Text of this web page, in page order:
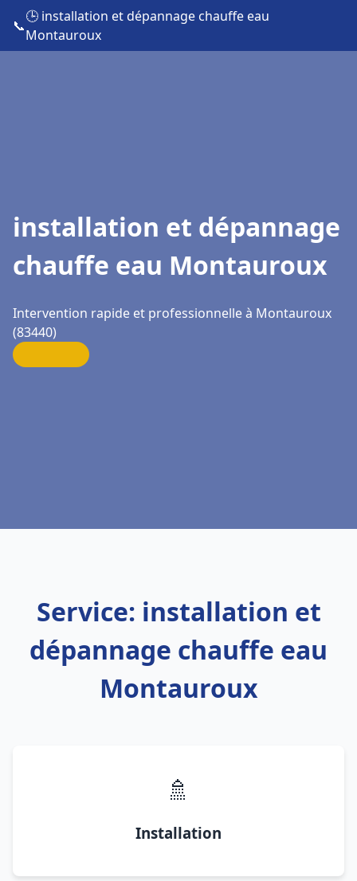
📞
🕒 installation et dépannage chauffe eau
Montauroux
installation et dépannage
chauffe eau Montauroux
Intervention rapide et professionnelle à Montauroux
(83440)
Service: installation et
dépannage chauffe eau
Montauroux
🚿
Installation